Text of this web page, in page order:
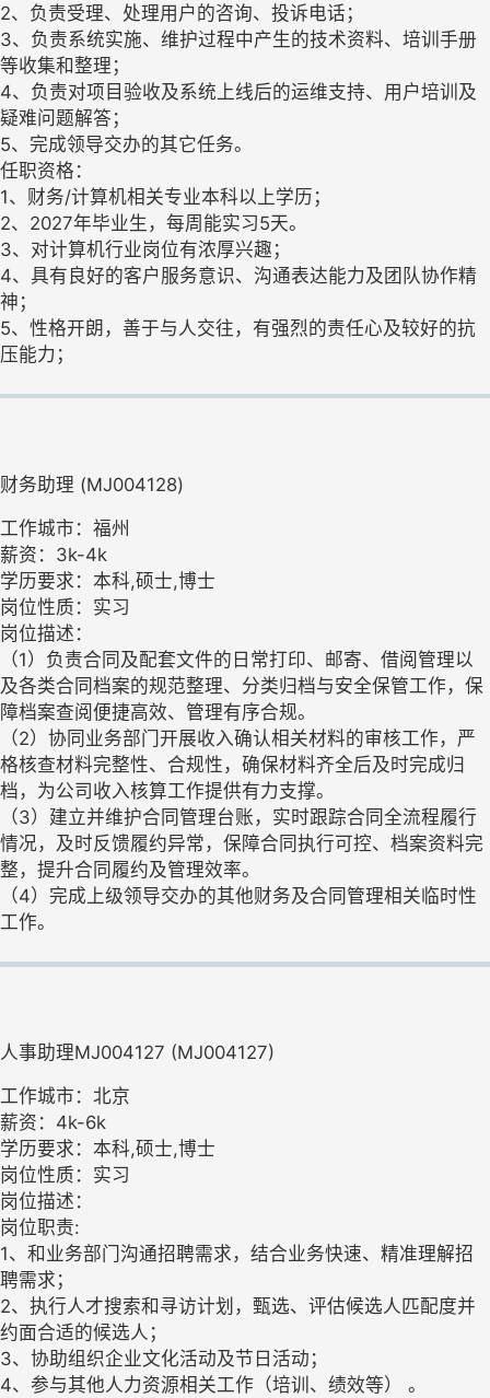
2、负责受理、处理用户的咨询、投诉电话；
3、负责系统实施、维护过程中产生的技术资料、培训手册
等收集和整理；
4、负责对项目验收及系统上线后的运维支持、用户培训及
疑难问题解答；
5、完成领导交办的其它任务。
任职资格：
1、财务/计算机相关专业本科以上学历；
2、2027年毕业生，每周能实习5天。
3、对计算机行业岗位有浓厚兴趣；
4、具有良好的客户服务意识、沟通表达能力及团队协作精
神；
5、性格开朗，善于与人交往，有强烈的责任心及较好的抗
压能力；
财务助理 (MJ004128)
工作城市：福州
薪资：3k-4k
学历要求：本科,硕士,博士
岗位性质：实习
岗位描述：
（1）负责合同及配套文件的日常打印、邮寄、借阅管理以
及各类合同档案的规范整理、分类归档与安全保管工作，保
障档案查阅便捷高效、管理有序合规。
（2）协同业务部门开展收入确认相关材料的审核工作，严
格核查材料完整性、合规性，确保材料齐全后及时完成归
档，为公司收入核算工作提供有力支撑。
（3）建立并维护合同管理台账，实时跟踪合同全流程履行
情况，及时反馈履约异常，保障合同执行可控、档案资料完
整，提升合同履约及管理效率。
（4）完成上级领导交办的其他财务及合同管理相关临时性
工作。
人事助理MJ004127 (MJ004127)
工作城市：北京
薪资：4k-6k
学历要求：本科,硕士,博士
岗位性质：实习
岗位描述：
岗位职责:
1、和业务部门沟通招聘需求，结合业务快速、精准理解招
聘需求；
2、执行人才搜索和寻访计划，甄选、评估候选人匹配度并
约面合适的候选人；
3、协助组织企业文化活动及节日活动；
4、参与其他人力资源相关工作（培训、绩效等） 。